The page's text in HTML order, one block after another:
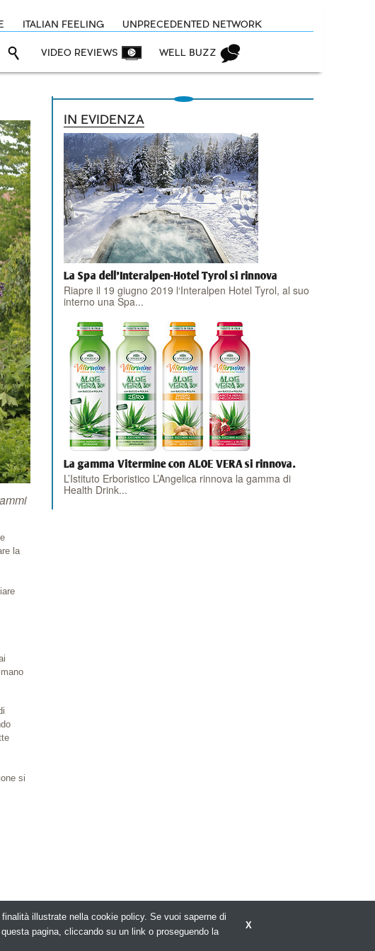
ITALIAN FEELING UNPRECEDENTED NETWORK
VIDEO REVIEWS WELL BUZZ
la
si
IN EVIDENZA
La Spa dell'Interalpen-Hotel Tyrol si rinnova
Riapre il 19 giugno 2019 l‘Interalpen Hotel Tyrol, al suo
interno una Spa...
La gamma Vitermine con ALOE VERA si rinnova.
L’Istituto Erboristico L’Angelica rinnova la gamma di
Health Drink...
20653 -
X
illustrate nella cookie policy. Se vuoi saperne di
pagina, cliccando su un link o proseguendo la